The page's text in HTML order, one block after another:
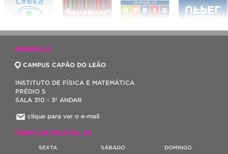
ENDEREÇO
CAMPUS CAPÃO DO LEÃO
INSTITUTO DE FÍSICA E MATEMÁTICA
PRÉDIO 5
SALA 310 - 3º ANDAR
clique para ver o e-mail
TEMPO EM PELOTAS, RS
SEXTA SÁBADO DOMINGO